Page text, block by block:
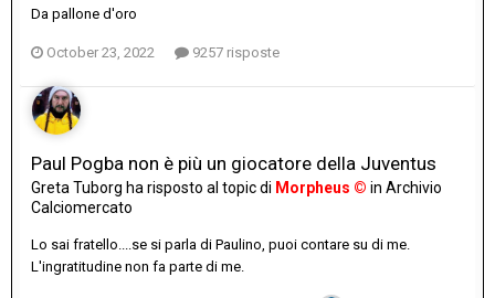
Da pallone d'oro
October 23, 2022 9257 risposte
Paul Pogba non è più un giocatore della Juventus
Greta Tuborg ha risposto al topic di Morpheus © in Archivio
Calciomercato
Lo sai fratello....se si parla di Paulino, puoi contare su di me.
L'ingratitudine non fa parte di me.